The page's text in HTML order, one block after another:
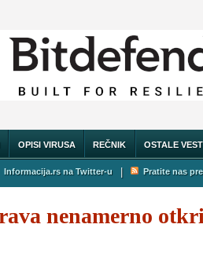
OPISI VIRUSA REČNIK OSTALE
Informacija.rs na Twitter-u | Pratite nas
nenamerno